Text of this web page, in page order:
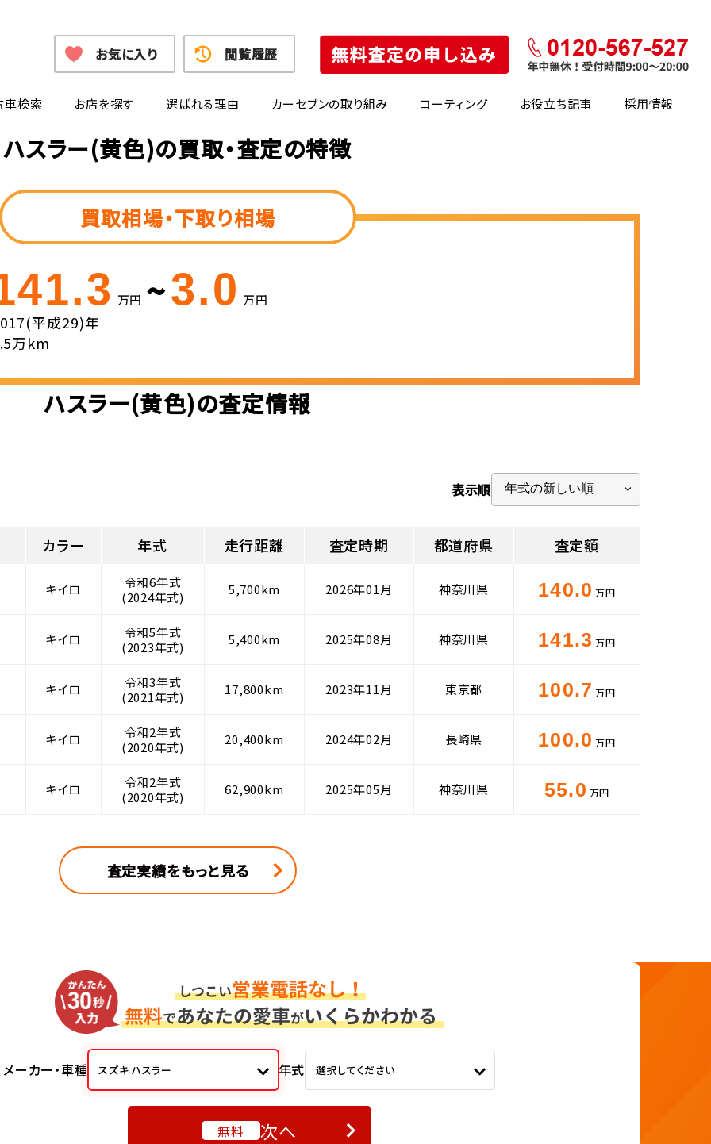
車検索 お店を探す 選ばれる理由 カーセブンの取り組み コーティング お役立ち記事 採用情報
お気に入り 閲覧履歴
ハスラー(黄色)の買取・査定の特徴
買取相場・下取り相場
万円 ~3.0 万円
平成29)年
万km
ハスラー(黄色)の査定情報
表示順
カラー 年式 走行距離 査定時期 都道府県 査定額
キイロ
令和6年式
(2024年式)
5,700km 2026年01月 神奈川県 140.0 万円
キイロ
令和5年式
(2023年式)
5,400km 2025年08月 神奈川県 141.3 万円
キイロ
令和3年式
(2021年式)
17,800km 2023年11月 東京都 100.7 万円
キイロ
令和2年式
(2020年式)
20,400km 2024年02月 長崎県 100.0 万円
キイロ
令和2年式
(2020年式)
62,900km 2025年05月 神奈川県 55.0 万円
査定実績をもっと見る
メーカー・車種 スズキ ハスラー 年式 選択してください
無料 次へ